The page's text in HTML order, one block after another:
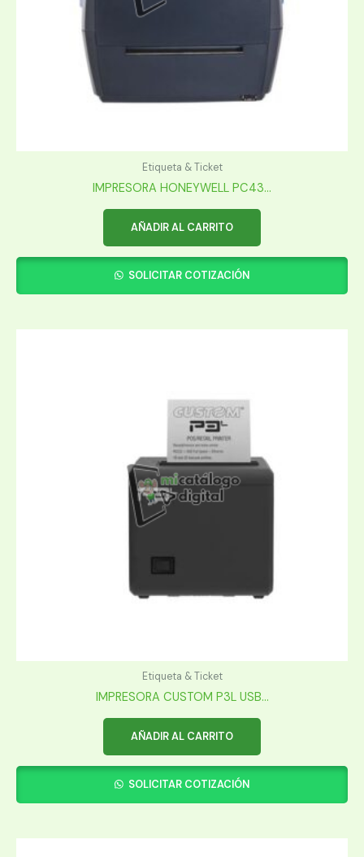
Etiqueta & Ticket
IMPRESORA HONEYWELL PC43...
AÑADIR AL CARRITO
SOLICITAR COTIZACIÓN
Etiqueta & Ticket
IMPRESORA CUSTOM P3L USB...
AÑADIR AL CARRITO
SOLICITAR COTIZACIÓN